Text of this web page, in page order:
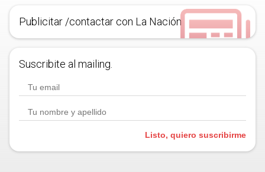
Publicitar /contactar con La Nación
Suscribite al mailing.
Listo, quiero suscribirme